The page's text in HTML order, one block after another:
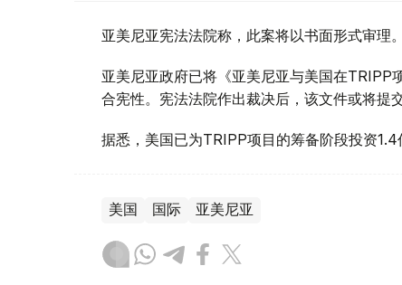
亚美尼亚宪法法院称，此案将以书面形式审理。
亚美尼亚政府已将《亚美尼亚与美国在TRIPP
合宪性。宪法法院作出裁决后，该文件或将提
据悉，美国已为TRIPP项目的筹备阶段投资1.4
美国 国际 亚美尼亚